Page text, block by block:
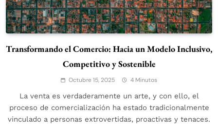
Transformando el Comercio: Hacia un Modelo Inclusivo,
Competitivo y Sostenible
Octubre 15, 2025 4 Minutos
La venta es verdaderamente un arte, y con ello, el
proceso de comercialización ha estado tradicionalmente
vinculado a personas extrovertidas, proactivas y tenaces.